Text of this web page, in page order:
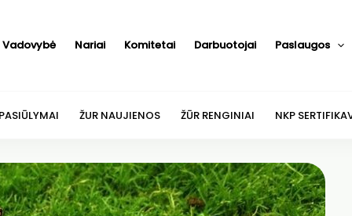
Vadovybė Nariai Komitetai Darbuotojai Paslaugos
ŽUR NAUJIENOS ŽŪR RENGINIAI NKP